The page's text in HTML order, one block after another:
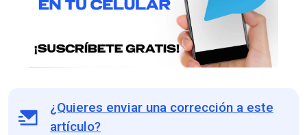
¿Quieres enviar una corrección a este
artículo?